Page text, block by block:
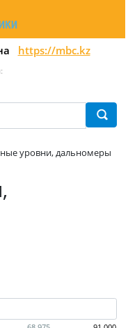
https://mbc.kz
уровни, дальномеры